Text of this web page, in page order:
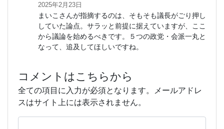
2025年2月23日
まいこさんが指摘するのは、そもそも議長がごり押し
していた論点。サラッと前提に据えていますが、ここ
から議論を始めるべきです。５つの政党・会派一丸と
なって、追及してほしいですね。
コメントはこちらから
全ての項目に入力が必須となります。メールアドレ
スはサイト上には表示されません。